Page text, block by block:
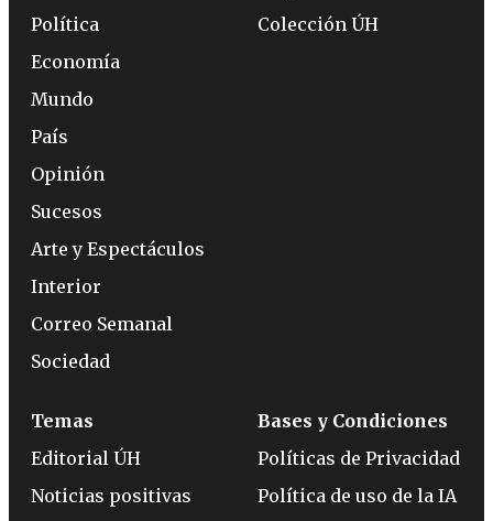
Política
Economía
Mundo
País
Opinión
Sucesos
Arte y Espectáculos
Interior
Correo Semanal
Sociedad
Colección ÚH
Temas
Editorial ÚH
Noticias positivas
Bases y Condiciones
Políticas de Privacidad
Política de uso de la IA